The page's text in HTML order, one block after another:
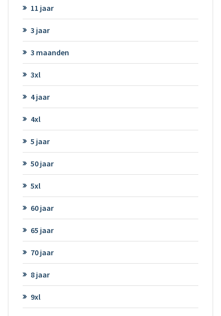
11 jaar
3 jaar
3 maanden
3xl
4 jaar
4xl
5 jaar
50 jaar
5xl
60 jaar
65 jaar
70 jaar
8 jaar
9xl